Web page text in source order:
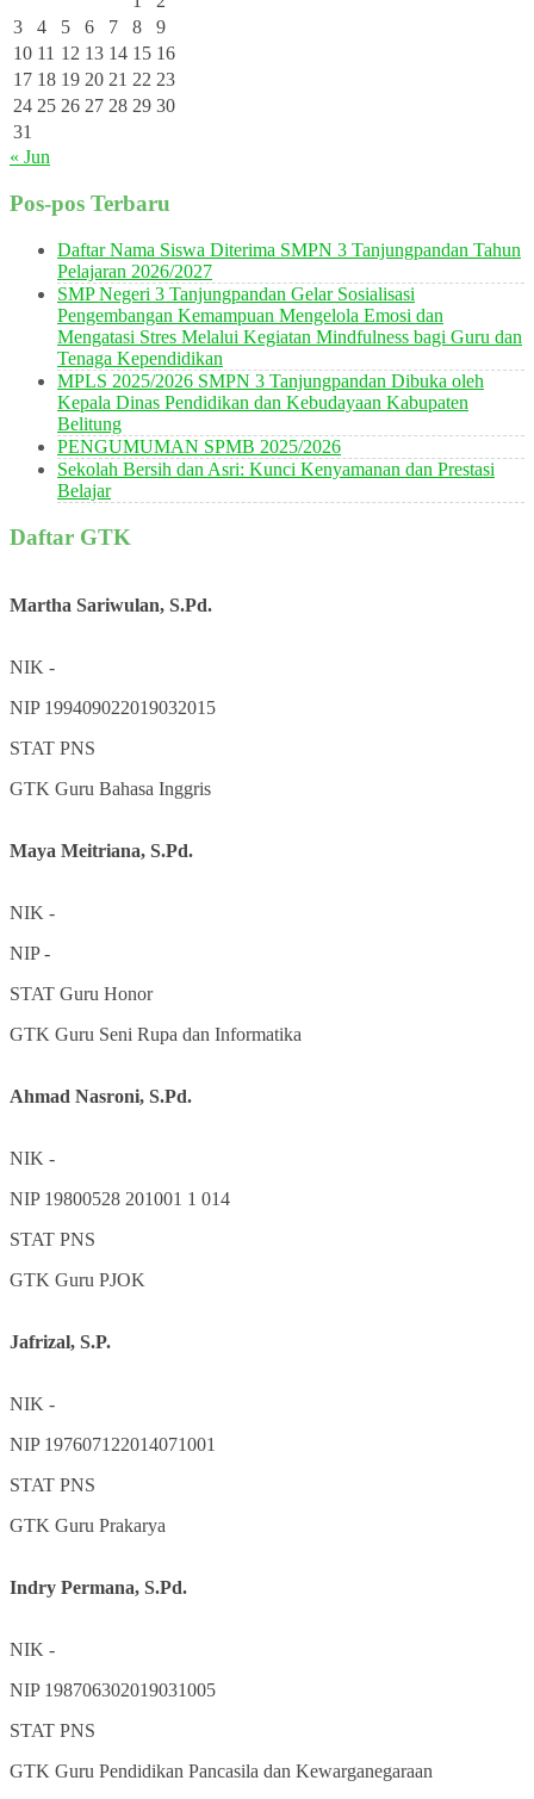
3
4 5 6 7 8
9
10 11 12 13 14 15 16
17 18 19 20 21 22 23
24 25 26 27 28 29 30
31
« Jun
Pos-pos Terbaru
Daftar Nama Siswa Diterima SMPN 3 Tanjungpandan Tahun
Pelajaran 2026/2027
SMP Negeri 3 Tanjungpandan Gelar Sosialisasi
Pengembangan Kemampuan Mengelola Emosi dan
Mengatasi Stres Melalui Kegiatan Mindfulness bagi Guru dan
Tenaga Kependidikan
MPLS 2025/2026 SMPN 3 Tanjungpandan Dibuka oleh
Kepala Dinas Pendidikan dan Kebudayaan Kabupaten
Belitung
PENGUMUMAN SPMB 2025/2026
Sekolah Bersih dan Asri: Kunci Kenyamanan dan Prestasi
Belajar
Daftar GTK
Martha Sariwulan, S.Pd.
NIK -
NIP 199409022019032015
STAT PNS
GTK Guru Bahasa Inggris
Maya Meitriana, S.Pd.
NIK -
NIP-
STAT Guru Honor
GTK Guru Seni Rupa dan Informatika
Ahmad Nasroni, S.Pd.
NIK -
NIP 19800528 201001 1 014
STAT PNS
GTK Guru PJOK
Jafrizal, S.P.
NIK -
NIP 197607122014071001
STAT PNS
GTK Guru Prakarya
Indry Permana, S.Pd.
NIK -
NIP 198706302019031005
STAT PNS
GTK Guru Pendidikan Pancasila dan Kewarganegaraan